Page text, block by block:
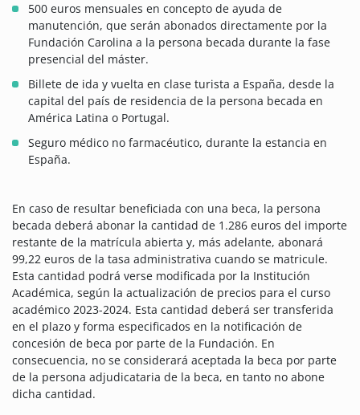
500 euros mensuales en concepto de ayuda de
manutención, que serán abonados directamente por la
Fundación Carolina a la persona becada durante la fase
presencial del máster.
Billete de ida y vuelta en clase turista a España, desde la
capital del país de residencia de la persona becada en
América Latina o Portugal.
Seguro médico no farmacéutico, durante la estancia en
España.
En caso de resultar beneficiada con una beca, la persona
becada deberá abonar la cantidad de 1.286 euros del importe
restante de la matrícula abierta y, más adelante, abonará
99,22 euros de la tasa administrativa cuando se matricule.
Esta cantidad podrá verse modificada por la Institución
Académica, según la actualización de precios para el curso
académico 2023-2024. Esta cantidad deberá ser transferida
en el plazo y forma especificados en la notificación de
concesión de beca por parte de la Fundación. En
consecuencia, no se considerará aceptada la beca por parte
de la persona adjudicataria de la beca, en tanto no abone
dicha cantidad.